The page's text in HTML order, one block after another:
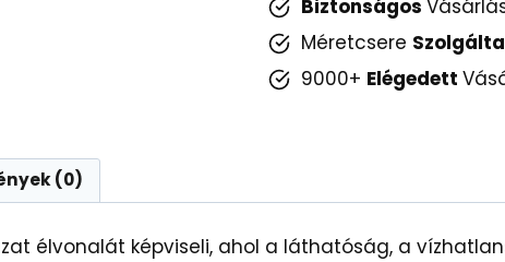
Biztonságos
Méretcsere
9000+ Elégedett
(0)
élvonalát képviseli, ahol a láthatóság, a